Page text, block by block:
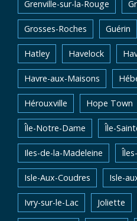
Grenville-sur-la-Rouge
Grosses-Roches Guérin
Hatley Havelock
Havre-aux-Maisons
Hérouxville Hope Town
Île-Notre-Dame Île-
Iles-de-la-Madeleine
Isle-Aux-Coudres Isle-
Ivry-sur-le-Lac Joliette